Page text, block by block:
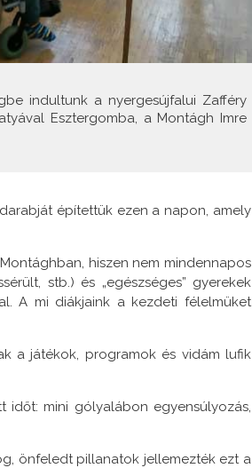
indultunk a nyergesújfalui Zafféry
Esztergomba, a Montágh Imre
építettük ezen a napon, amely
hiszen nem mindennapos
stb.) és „egészséges” gyerekek
A mi diákjaink a kezdeti félelmüket
a játékok, programok és vidám lufik
időt: mini gólyalábon egyensúlyozás,
önfeledt pillanatok jellemezték ezt a